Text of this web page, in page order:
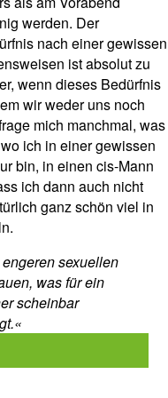
werden. Der
nach einer gewissen
ist absolut zu
wenn dieses Bedürfnis
wir weder uns noch
mich manchmal, was
ich in einer gewissen
bin, in einen cis-Mann
ich dann auch nicht
ganz schön viel in
sexuellen
was für ein
scheinbar